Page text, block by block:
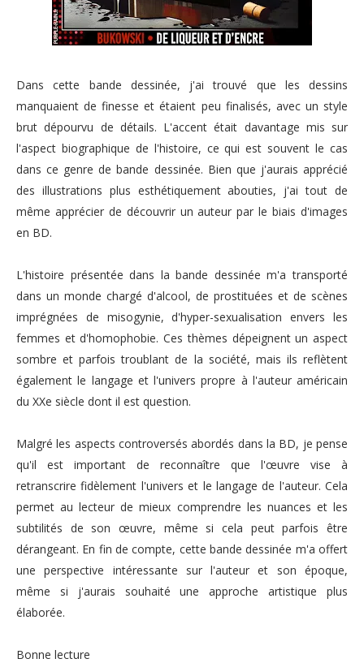
Dans cette bande dessinée, j'ai trouvé que les dessins
manquaient de finesse et étaient peu finalisés, avec un style
brut dépourvu de détails. L'accent était davantage mis sur
l'aspect biographique de l'histoire, ce qui est souvent le cas
dans ce genre de bande dessinée. Bien que j'aurais apprécié
des illustrations plus esthétiquement abouties, j'ai tout de
même apprécier de découvrir un auteur par le biais d'images
en BD.
L'histoire présentée dans la bande dessinée m'a transporté
dans un monde chargé d'alcool, de prostituées et de scènes
imprégnées de misogynie, d'hyper-sexualisation envers les
femmes et d'homophobie. Ces thèmes dépeignent un aspect
sombre et parfois troublant de la société, mais ils reflètent
également le langage et l'univers propre à l'auteur américain
du XXe siècle dont il est question.
Malgré les aspects controversés abordés dans la BD, je pense
qu'il est important de reconnaître que l'œuvre vise à
retranscrire fidèlement l'univers et le langage de l'auteur. Cela
permet au lecteur de mieux comprendre les nuances et les
subtilités de son œuvre, même si cela peut parfois être
dérangeant. En fin de compte, cette bande dessinée m'a offert
une perspective intéressante sur l'auteur et son époque,
même si j'aurais souhaité une approche artistique plus
élaborée.
Bonne lecture